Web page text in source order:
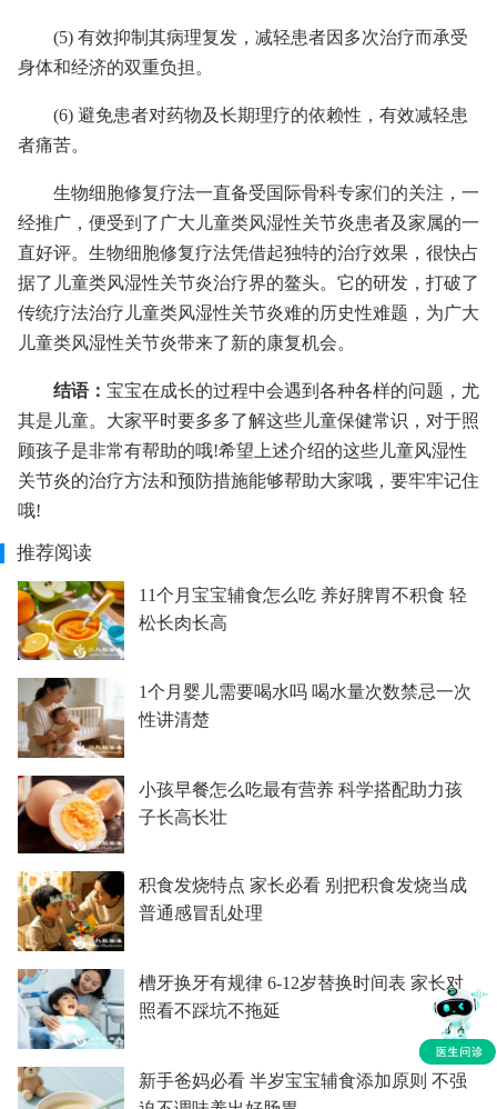
(5) 有效抑制其病理复发，减轻患者因多次治疗而承受
身体和经济的双重负担。
(6) 避免患者对药物及长期理疗的依赖性，有效减轻患
者痛苦。
生物细胞修复疗法一直备受国际骨科专家们的关注，一
经推广，便受到了广大儿童类风湿性关节炎患者及家属的一
直好评。生物细胞修复疗法凭借起独特的治疗效果，很快占
据了儿童类风湿性关节炎治疗界的鳌头。它的研发，打破了
传统疗法治疗儿童类风湿性关节炎难的历史性难题，为广大
儿童类风湿性关节炎带来了新的康复机会。
结语： 宝宝在成长的过程中会遇到各种各样的问题，尤
其是儿童。大家平时要多多了解这些儿童保健常识，对于照
顾孩子是非常有帮助的哦!希望上述介绍的这些儿童风湿性
关节炎的治疗方法和预防措施能够帮助大家哦，要牢牢记住
哦!
推荐阅读
11个月宝宝辅食怎么吃 养好脾胃不积食 轻
松长肉长高
1个月婴儿需要喝水吗 喝水量次数禁忌一次
性讲清楚
小孩早餐怎么吃最有营养 科学搭配助力孩
子长高长壮
积食发烧特点 家长必看 别把积食发烧当成
普通感冒乱处理
槽牙换牙有规律 6-12岁替换时间表 家长对
照看不踩坑不拖延
新手爸妈必看 半岁宝宝辅食添加原则 不强